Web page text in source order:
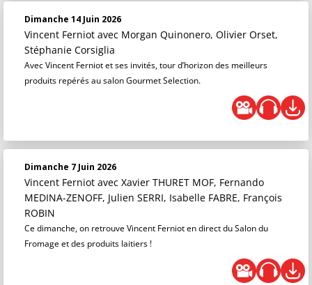
Dimanche 14 Juin 2026
Vincent Ferniot avec Morgan Quinonero, Olivier Orset,
Stéphanie Corsiglia
Avec Vincent Ferniot et ses invités, tour d’horizon des meilleurs
produits repérés au salon Gourmet Selection.
Dimanche 7 Juin 2026
Vincent Ferniot avec Xavier THURET MOF, Fernando
MEDINA-ZENOFF, Julien SERRI, Isabelle FABRE, François
ROBIN
Ce dimanche, on retrouve Vincent Ferniot en direct du Salon du
Fromage et des produits laitiers !